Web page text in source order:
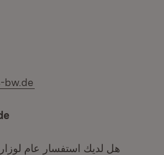
bw.de
هل لديك استفسار عام